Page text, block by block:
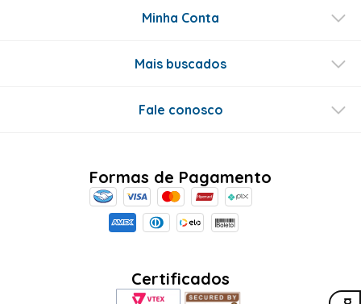
Minha Conta
Mais buscados
Fale conosco
Formas de Pagamento
Certificados